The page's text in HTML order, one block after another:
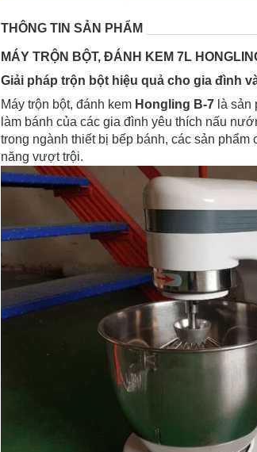
THÔNG TIN SẢN PHẨM
MÁY TRỘN BỘT, ĐÁNH KEM 7L
Giải pháp trộn bột hiệu quả cho gia đình
Máy trộn bột, đánh kem Hongling B-7 là sản
làm bánh của các gia đình yêu thích nấu
trong ngành thiết bị bếp bánh, các sản
năng vượt trội.